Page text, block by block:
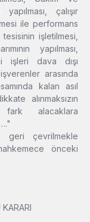
çalışır
ile performans
işletilmesi,
yapılması,
işleri dava dışı
arasında
kalan asıl
alınmaksızın
fark alacaklara
geri çevrilmekle
önceki